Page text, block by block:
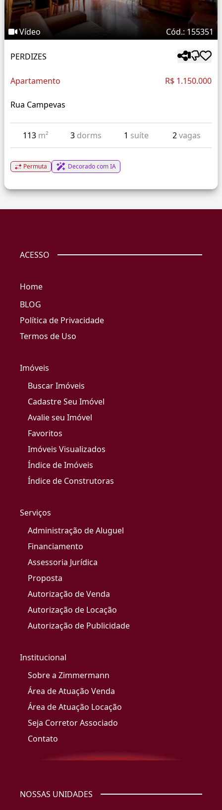
Vídeo Cód.: 155351
PERDIZES
Apartamento R$ 1.150.000
Rua Campevas
113 m² 3 dorms 1 suíte 2vagas
Permuta Decorado com IA
ACESSO
Home
BLOG
Política de Privacidade
Termos de Uso
Imóveis
Buscar Imóveis
Cadastre Seu Imóvel
Avalie seu Imóvel
Favoritos
Imóveis Visualizados
Índice de Imóveis
Índice de Construtoras
Serviços
Administração de Aluguel
Financiamento
Assessoria Jurídica
Proposta
Autorização de Venda
Autorização de Locação
Autorização de Publicidade
Institucional
Sobre a Zimmermann
Área de Atuação Venda
Área de Atuação Locação
Seja Corretor Associado
Contato
NOSSAS UNIDADES